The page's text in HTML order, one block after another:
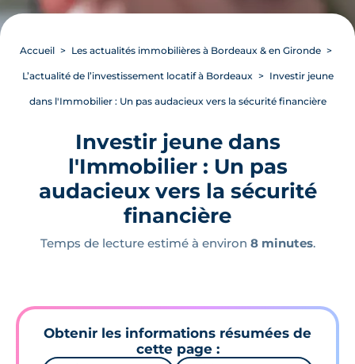
Accueil Les actualités immobilières à Bordeaux & en Gironde
L’actualité de l’investissement locatif à Bordeaux Investir jeune
dans l'Immobilier : Un pas audacieux vers la sécurité financière
Investir jeune dans
l'Immobilier : Un pas
audacieux vers la sécurité
financière
Temps de lecture estimé à environ 8 minutes.
Obtenir les informations résumées de
cette page :